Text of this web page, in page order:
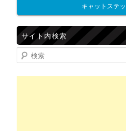
キャットステ
サイト内検索
検索